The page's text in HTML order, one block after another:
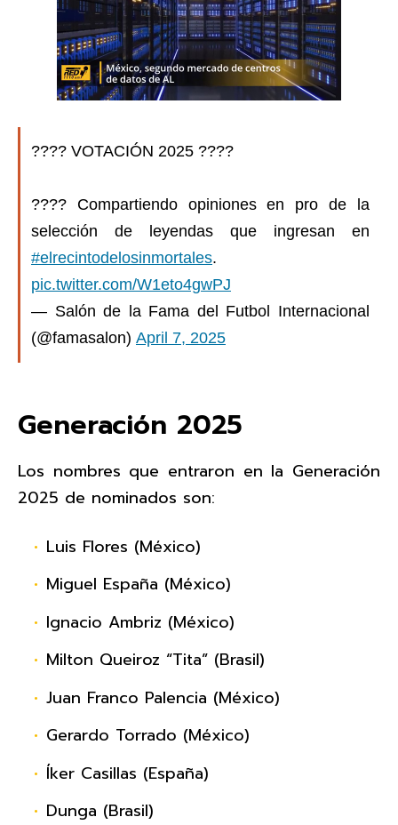
???? VOTACIÓN 2025 ????
????️ Compartiendo opiniones en pro de la
selección de leyendas que ingresan en
#elrecintodelosinmortales.
pic.twitter.com/W1eto4gwPJ
— Salón de la Fama del Futbol Internacional
(@famasalon) April 7, 2025
Generación 2025
Los nombres que entraron en la Generación
2025 de nominados son:
Luis Flores (México)
Miguel España (México)
Ignacio Ambriz (México)
Milton Queiroz “Tita” (Brasil)
Juan Franco Palencia (México)
Gerardo Torrado (México)
Íker Casillas (España)
Dunga (Brasil)